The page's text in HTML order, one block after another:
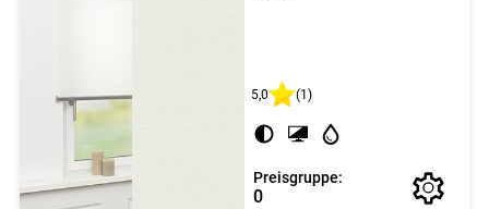
5,0 (1)
Preisgruppe:
0